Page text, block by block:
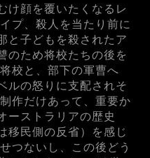
け顔を覆いたくなるレ
プ、殺人を当たり前に
と子どもを殺されたア
のため将校たちの後を
校と、部下の軍曹へ
ルの怒りに支配されそ
作だけあって、重要か
ーストラリアの歴史
移民側の反省）を感じ
つないし、この後どう